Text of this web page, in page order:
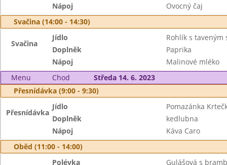
Nápoj
Ovocný čaj
Svačina (14:00 - 14:30)
Svačina
Jídlo
Rohlík s taveným
Doplněk
Paprika
Nápoj
Malinové mléko
Menu
Chod
Středa 14. 6. 2023
Přesnídávka (9:00 - 9:30)
Přesnídávka
Jídlo
Pomazánka
Doplněk
kedlubna
Nápoj
Káva Caro
Oběd (11:00 - 14:00)
Polévka
Gulášová s